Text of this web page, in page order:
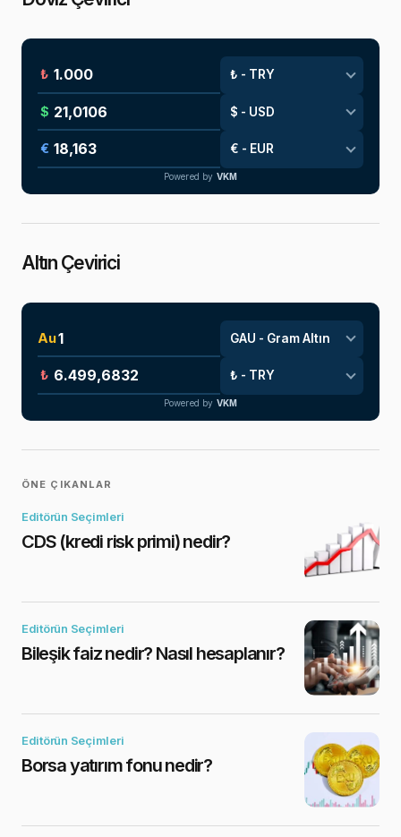
₺
$
€
Powered by VKM
Altın Çevirici
Au
₺
Powered by VKM
ÖNE ÇIKANLAR
Editörün Seçimleri
CDS (kredi risk primi) nedir?
Editörün Seçimleri
Bileşik faiz nedir? Nasıl hesaplanır?
Editörün Seçimleri
Borsa yatırım fonu nedir?